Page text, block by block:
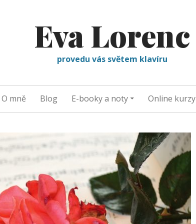
Eva Lorenc
provedu vás světem klavíru
O mně Blog E-booky a noty Online kurzy